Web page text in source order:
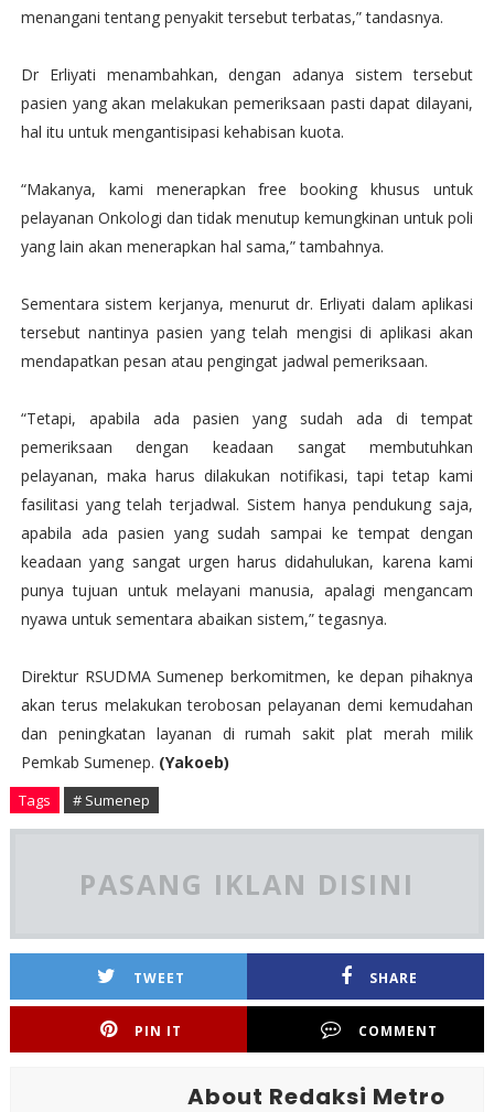
menangani tentang penyakit tersebut terbatas,” tandasnya.
Dr Erliyati menambahkan, dengan adanya sistem tersebut
pasien yang akan melakukan pemeriksaan pasti dapat dilayani,
hal itu untuk mengantisipasi kehabisan kuota.
“Makanya, kami menerapkan free booking khusus untuk
pelayanan Onkologi dan tidak menutup kemungkinan untuk poli
yang lain akan menerapkan hal sama,” tambahnya.
Sementara sistem kerjanya, menurut dr. Erliyati dalam aplikasi
tersebut nantinya pasien yang telah mengisi di aplikasi akan
mendapatkan pesan atau pengingat jadwal pemeriksaan.
“Tetapi, apabila ada pasien yang sudah ada di tempat
pemeriksaan dengan keadaan sangat membutuhkan
pelayanan, maka harus dilakukan notifikasi, tapi tetap kami
fasilitasi yang telah terjadwal. Sistem hanya pendukung saja,
apabila ada pasien yang sudah sampai ke tempat dengan
keadaan yang sangat urgen harus didahulukan, karena kami
punya tujuan untuk melayani manusia, apalagi mengancam
nyawa untuk sementara abaikan sistem,” tegasnya.
Direktur RSUDMA Sumenep berkomitmen, ke depan pihaknya
akan terus melakukan terobosan pelayanan demi kemudahan
dan peningkatan layanan di rumah sakit plat merah milik
Pemkab Sumenep. (Yakoeb)
Tags # Sumenep
PASANG IKLAN DISINI
TWEET SHARE
PIN IT COMMENT
About Redaksi Metro